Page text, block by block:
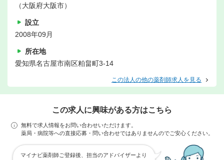
（大阪府大阪市）
設立
2008年09月
所在地
愛知県名古屋市南区粕畠町3-14
この法人の他の薬剤師求人を見る
この求人に興味がある方はこちら
無料で求人情報をお問い合わせいただけます。
薬局・病院等への直接応募・問い合わせではありませんのでご安心ください。
マイナビ薬剤師ご登録後、担当のアドバイザーより